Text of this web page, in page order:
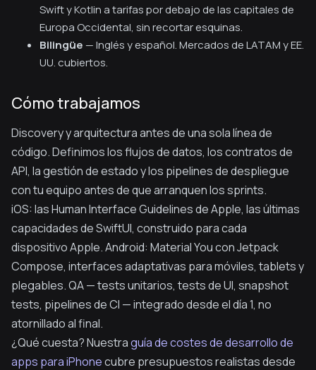
Swift y Kotlin a tarifas por debajo de las capitales de
Europa Occidental, sin recortar esquinas.
Bilingüe — Inglés y español. Mercados de LATAM y EE.
UU. cubiertos.
Cómo trabajamos
Discovery y arquitectura antes de una sola línea de
código. Definimos los flujos de datos, los contratos de
API, la gestión de estado y los pipelines de despliegue
con tu equipo antes de que arranquen los sprints.
iOS: las Human Interface Guidelines de Apple, las últimas
capacidades de SwiftUI, construido para cada
dispositivo Apple. Android: Material You con Jetpack
Compose, interfaces adaptativas para móviles, tablets y
plegables. QA — tests unitarios, tests de UI, snapshot
tests, pipelines de CI — integrado desde el día 1, no
atornillado al final.
¿Qué cuesta? Nuestraguía de costes de desarrollo de
apps para iPhonecubre presupuestos realistas desde